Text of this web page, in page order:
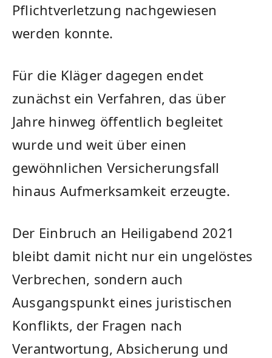
Pflichtverletzung nachgewiesen
werden konnte.
Für die Kläger dagegen endet
zunächst ein Verfahren, das über
Jahre hinweg öffentlich begleitet
wurde und weit über einen
gewöhnlichen Versicherungsfall
hinaus Aufmerksamkeit erzeugte.
Der Einbruch an Heiligabend 2021
bleibt damit nicht nur ein ungelöstes
Verbrechen, sondern auch
Ausgangspunkt eines juristischen
Konflikts, der Fragen nach
Verantwortung, Absicherung und